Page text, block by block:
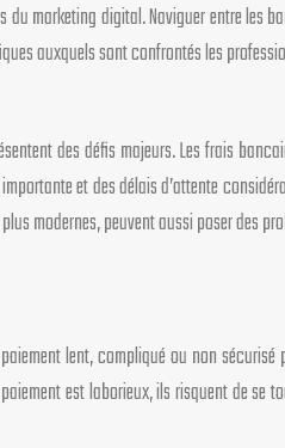
marketing digital. Naviguer entre
auxquels sont confrontés les
des défis majeurs. Les frais
et des délais d’attente
modernes, peuvent aussi poser des
lent, compliqué ou non
est laborieux, ils risquent de